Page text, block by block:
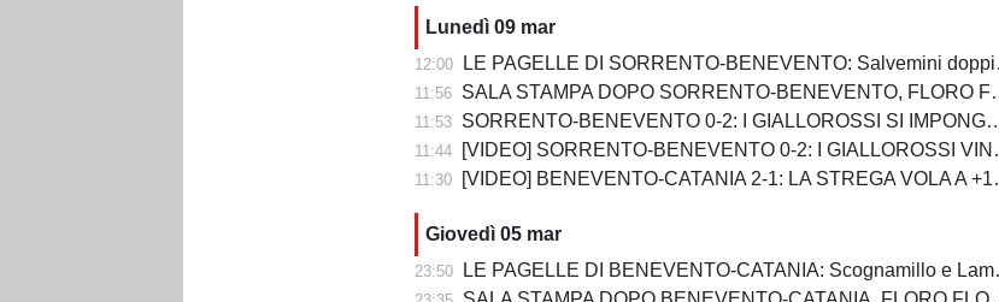
Lunedì 09 mar
12:00 LE PAGELLE DI SORRENTO-BENEVENTO: Salvemini doppietta, Scognamillo sempre al top, bene Caldirola
11:56 SALA STAMPA DOPO SORRENTO-BENEVENTO, FLORO FLORES:"I ragazzi hanno dimostrato ancora una volta di essere sul pezzo"
11:53 SORRENTO-BENEVENTO 0-2: I GIALLOROSSI SI IMPONGONO E ALLUNGANO ANCORA
11:44 [VIDEO] SORRENTO-BENEVENTO 0-2: I GIALLOROSSI VINCONO E CONTINUANO AD ALLUNGARE
11:30 [VIDEO] BENEVENTO-CATANIA 2-1: LA STREGA VOLA A +10
Giovedì 05 mar
23:50 LE PAGELLE DI BENEVENTO-CATANIA: Scognamillo e Lamesta i migliori